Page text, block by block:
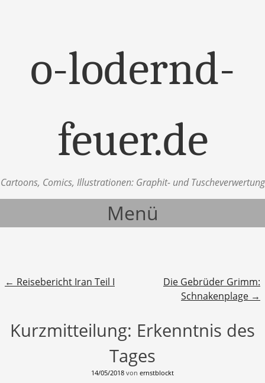
o-lodernd-
feuer.de
Cartoons, Comics, Illustrationen: Graphit- und Tuscheverwertung
Menü
Beitragsnavigation
← Reisebericht Iran Teil I
Die Gebrüder Grimm:
Schnakenplage →
Kurzmitteilung: Erkenntnis des
Tages
14/05/2018 von ernstblockt